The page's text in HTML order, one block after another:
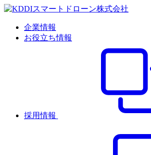
企業情報
お役立ち情報
採用情報